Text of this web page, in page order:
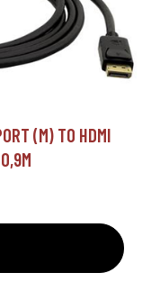
(M) TO HDMI